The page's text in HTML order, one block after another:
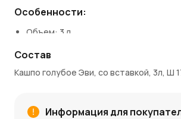
Особенности:
Объем: 3 л
Высота: 15,8 см
Форма: круглая
Материал: пластик
Применение: кашпо для растений,
Состав
Кашпо голубое Эви, со вставкой, 3л, Ш
Информация для